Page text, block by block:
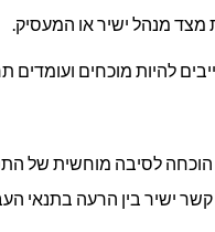
מצד מנהל ישיר או המעסיק.
להיות מוכחים
לסיבה מוחשית של
ישיר בין הרעה בתנאי